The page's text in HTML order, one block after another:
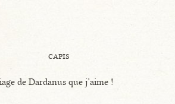
capis
de Dardanus que j’aime !